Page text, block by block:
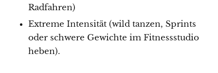
Radfahren)
Extreme Intensität (wild tanzen, Sprints
oder schwere Gewichte im Fitnessstudio
heben).